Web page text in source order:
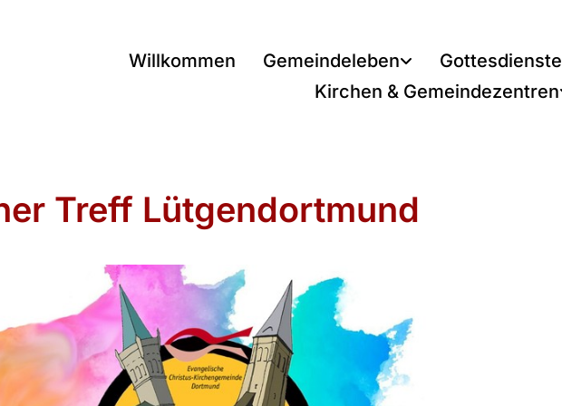
Willkommen Gemeindeleben Gottesdienste
Kirchen & Gemeindezentren
Treff Lütgendortmund